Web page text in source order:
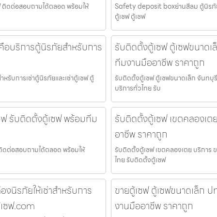
ติดต่อสอบถามได้ตลอด พร้อมให้
Safety deposit boxย่านสีลม ตู้นิรภัย
ตู้เซฟ ตู้เซฟ
อบริการตู้นิรภัยสำหรับการ
รับการเช่าตู้นิรภัยและเช่าตู้เซฟ ตู้
รับติดตั้งตู้เซฟ ตู้เซฟขนาด
ทีมงานมืออาชีพ ราคาถูก
รับติดตั้งตู้เซฟ ตู้เซฟขนาดเล็ก จันท
บริการทั่วไทย รับ
รับติดตั้งตู้เซฟ พร้อมทีม
ดต่อสอบถามได้ตลอด พร้อมให้
รับติดตั้งตู้เซฟ เขตคลองเ
อาชีพ ราคาถูก
รับติดตั้งตู้เซฟ เขตคลองเตย บริกา
ไทย รับติดตั้งตู้เซฟ
นิรภัยให้เช่าสำหรับการ
ซฟ.com
ขายตู้เซฟ ตู้เซฟขนาดเล็ก
งานมืออาชีพ ราคาถูก